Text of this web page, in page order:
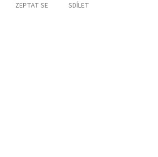
ZEPTAT SE SDÍLET